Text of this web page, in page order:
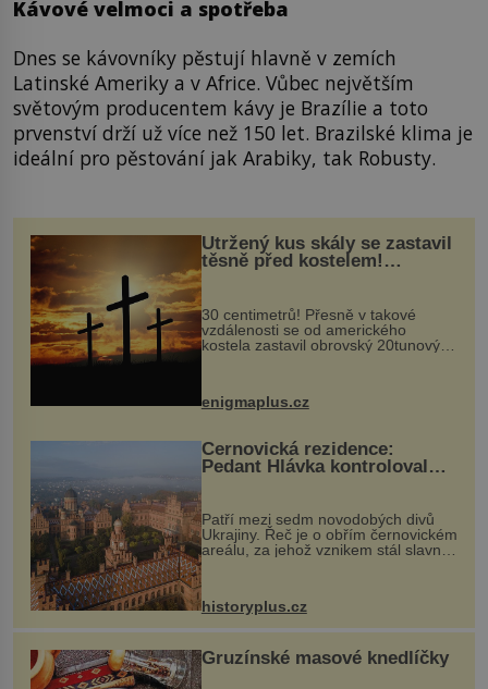
Kávové velmoci a spotřeba
Dnes se kávovníky pěstují hlavně v zemích
Latinské Ameriky a v Africe. Vůbec největším
světovým producentem kávy je Brazílie a toto
prvenství drží už více než 150 let. Brazilské klima je
ideální pro pěstování jak Arabiky, tak Robusty.
Utržený kus skály se zastavil
těsně před kostelem!
Ochránila ho boží síla?
30 centimetrů! Přesně v takové
vzdálenosti se od amerického
kostela zastavil obrovský 20tunový
...
enigmaplus.cz
Černovická rezidence:
Pedant Hlávka kontroloval
Patří mezi sedm novodobých divů
Ukrajiny. Řeč je o obřím černovickém
areálu, za jehož vznikem stál slavný
český architekt Josef Hlávka. Ten si
na něm dal mimořádně záležet. Jeho
stavební plány by při ...
historyplus.cz
Gruzínské masové knedlíčky